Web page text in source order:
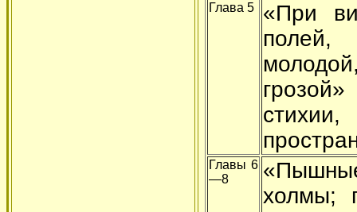
Глава 5
«При
Главы 6
—8
холмы;